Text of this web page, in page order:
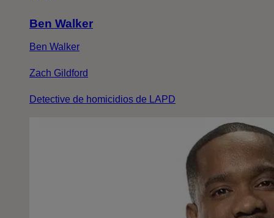
Ben Walker
Ben Walker
Zach Gildford
Detective de homicidios de LAPD